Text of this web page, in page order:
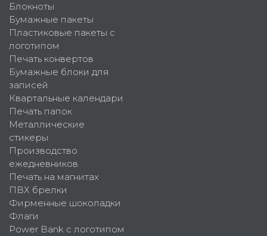
Блокноты
Бумажные пакеты
Пластиковые пакеты с
логотипом
Печать конвертов
Бумажные блоки для
записей
Квартальные календари
Печать папок
Металлические
стикеры
Производство
ежедневников
Печать на магнитах
ПВХ брелки
Фирменные шоколадки
Флаги
Power Bank с логотипом